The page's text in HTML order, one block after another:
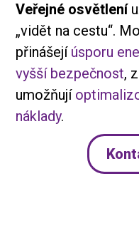
Veřejné osvětlení
„vidět na cestu“.
přinášejí úsporu
vyšší bezpečnost,
umožňují
náklady.